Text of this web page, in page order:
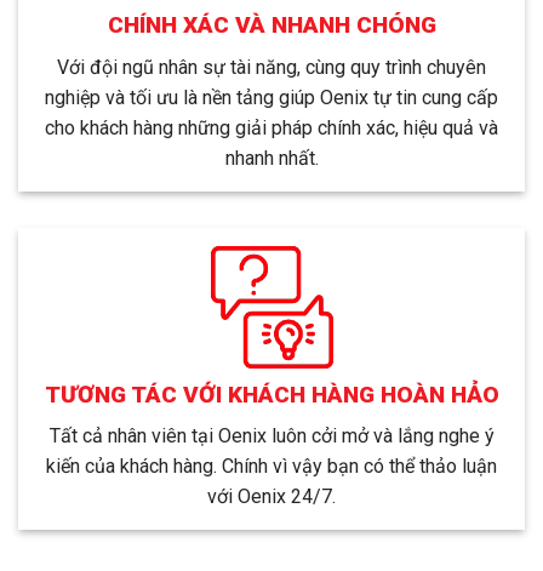
CHÍNH XÁC VÀ NHANH CHÓNG
Với đội ngũ nhân sự tài năng, cùng quy trình chuyên
nghiệp và tối ưu là nền tảng giúp Oenix tự tin cung cấp
cho khách hàng những giải pháp chính xác, hiệu quả và
nhanh nhất.
TƯƠNG TÁC VỚI KHÁCH HÀNG HOÀN HẢO
Tất cả nhân viên tại Oenix luôn cởi mở và lắng nghe ý
kiến của khách hàng. Chính vì vậy bạn có thể thảo luận
với Oenix 24/7.